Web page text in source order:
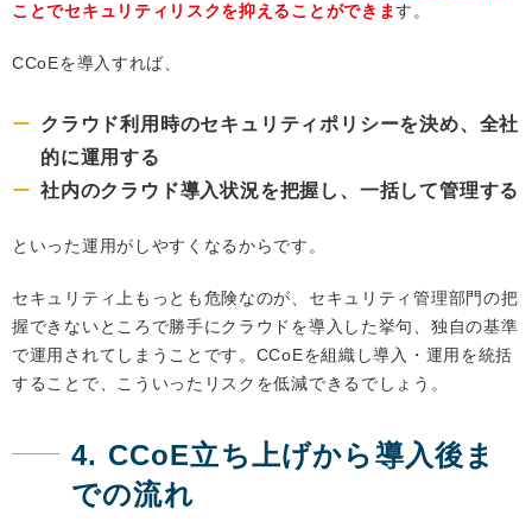
ことでセキュリティリスクを抑えることができます。
CCoEを導入すれば、
クラウド利用時のセキュリティポリシーを決め、全社
的に運用する
社内のクラウド導入状況を把握し、一括して管理する
といった運用がしやすくなるからです。
セキュリティ上もっとも危険なのが、セキュリティ管理部門の把
握できないところで勝手にクラウドを導入した挙句、独自の基準
で運用されてしまうことです。CCoEを組織し導入・運用を統括
することで、こういったリスクを低減できるでしょう。
4. CCoE立ち上げから導入後ま
での流れ